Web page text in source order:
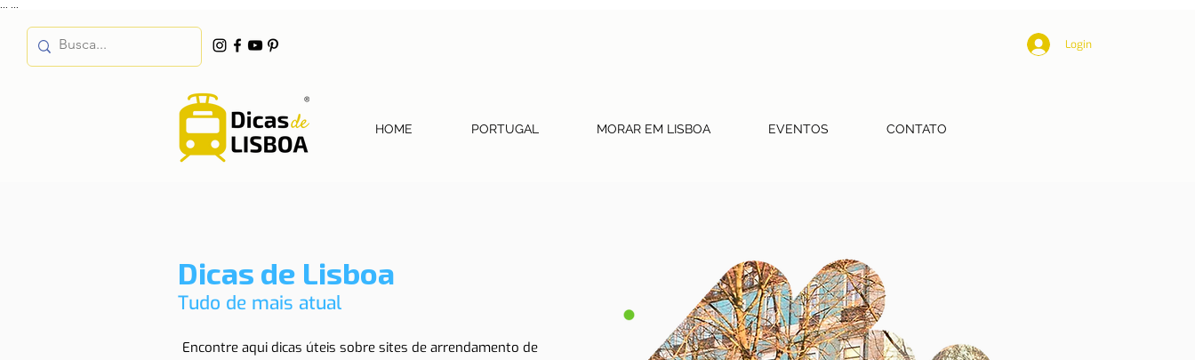
Login
HOME PORTUGAL MORAR EM LISBOA EVENTOS CONTATO
Dicas de Lisboa
Tudo de mais atual
Encontre aqui dicas úteis sobre sites de arrendamento de